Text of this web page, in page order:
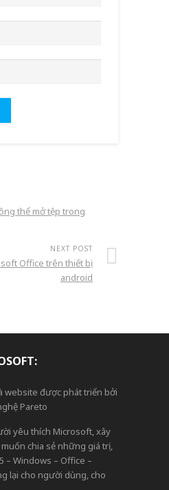
thể mở tệp trong
NEXT POST
Office trên thiết bị
android
website được phát triển bởi
Pareto
yêu thích Microsoft, xây
chia sẻ những giá trị,
– Windows – Office –
lại cho người dùng, cho